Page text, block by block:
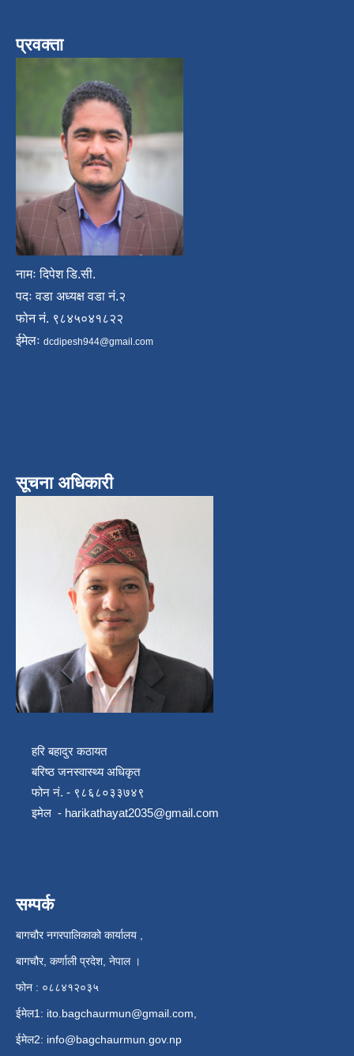
प्रवक्ता
नामः दिपेश डि.सी.
पदः वडा अध्यक्ष वडा नं.२
फोन नं. ९८४५०४१८२२
ईमेलः dcdipesh944@gmail.com
सूचना अधिकारी
हरि बहादुर कठायत
बरिष्ठ जनस्वास्थ्य अधिकृत
फोन नं. - ९८६८०३३७४९
इमेल - harikathayat2035@gmail.com
सम्पर्क
बागचौर नगरपालिकाको कार्यालय ,
बागचौर, कर्णाली प्रदेश, नेपाल ।
फोन : ०८८४१२०३५
ईमेल1: ito.bagchaurmun@gmail.com
ईमेल2: info@bagchaurmun.gov.np